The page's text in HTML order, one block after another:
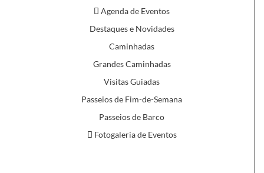
Agenda de Eventos
Destaques e Novidades
Caminhadas
Grandes Caminhadas
Visitas Guiadas
Passeios de Fim-de-Semana
Passeios de Barco
Fotogaleria de Eventos